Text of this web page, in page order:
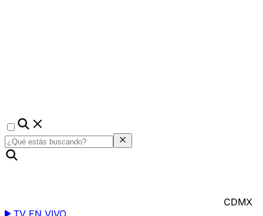
CDMX
TV EN VIVO